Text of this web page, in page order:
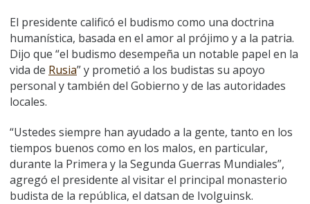
El presidente calificó el budismo como una doctrina
humanística, basada en el amor al prójimo y a la patria.
Dijo que “el budismo desempeña un notable papel en la
vida de Rusia” y prometió a los budistas su apoyo
personal y también del Gobierno y de las autoridades
locales.
“Ustedes siempre han ayudado a la gente, tanto en los
tiempos buenos como en los malos, en particular,
durante la Primera y la Segunda Guerras Mundiales”,
agregó el presidente al visitar el principal monasterio
budista de la república, el datsan de Ivolguinsk.